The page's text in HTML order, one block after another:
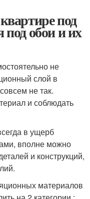
под
обои и их
не
слой в
не так.
и соблюдать
в ущерб
вполне можно
и конструкций,
материалов